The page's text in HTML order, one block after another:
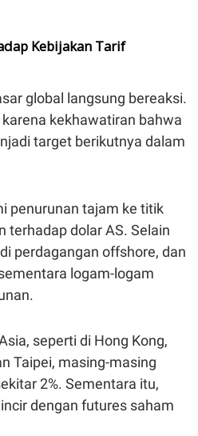
Kebijakan Tarif
global langsung bereaksi.
karena kekhawatiran bahwa
target berikutnya dalam
penurunan tajam ke titik
terhadap dolar AS. Selain
perdagangan offshore, dan
logam-logam
seperti di Hong Kong,
Taipei, masing-masing
2%. Sementara itu,
dengan futures saham